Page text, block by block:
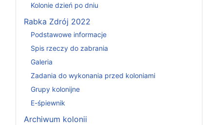
Kolonie dzień po dniu
Rabka Zdrój 2022
Podstawowe informacje
Spis rzeczy do zabrania
Galeria
Zadania do wykonania przed koloniami
Grupy kolonijne
E-śpiewnik
Archiwum kolonii